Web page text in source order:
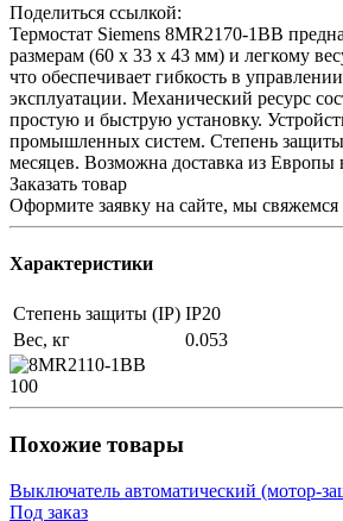
Поделиться ссылкой:
Термостат Siemens 8MR2170-1BB
размерам (60 x 33 x 43 мм) и легкому
что обеспечивает гибкость в
эксплуатации. Механический ресурс
простую и быструю установку.
промышленных систем. Степень защиты
месяцев. Возможна доставка из Европы
Заказать товар
Оформите заявку на сайте, мы
Характеристики
Степень защиты (IP) IP20
Вес, кг
0.053
100
Похожие товары
Выключатель автоматический (мотор-
Под заказ